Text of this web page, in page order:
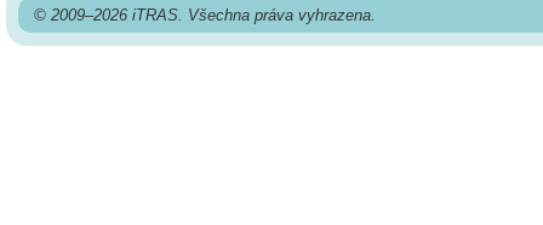
© 2009–2026 iTRAS. Všechna práva vyhrazena.